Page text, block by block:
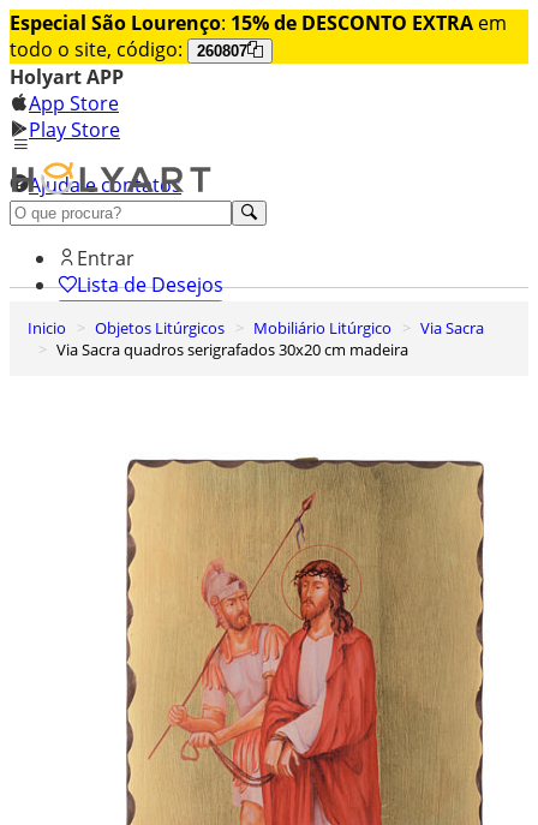
Especial São Lourenço: 15% de DESCONTO EXTRA em
todo o site, código:
260807
Holyart APP
App Store
Play Store
Ajuda e contatos
Conheça premium
Entrar
Lista de Desejos
0
Carrinho de Compras
Inicio Objetos Litúrgicos Mobiliário Litúrgico
Via Sacra
Via Sacra quadros serigrafados 30x20 cm madeira